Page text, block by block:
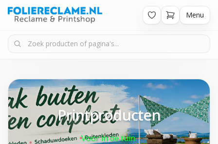
Menu
Printproducten
Voor in de tuin.